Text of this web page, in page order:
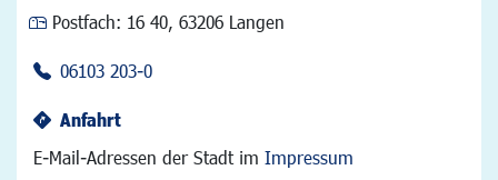
Postfach: 16 40, 63206 Langen
06103 203-0
Anfahrt
E-Mail-Adressen der Stadt im Impressum